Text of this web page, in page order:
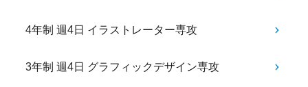
4年制 週4日 イラストレーター専攻
3年制 週4日 グラフィックデザイン専攻